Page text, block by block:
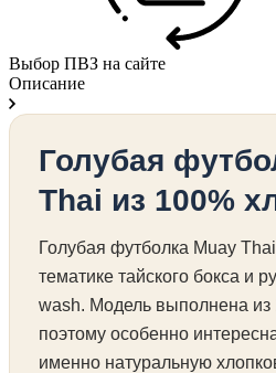
Выбор ПВЗ на сайте
Описание
Голубая
Thai из 100%
Голубая футболка Muay
тематике тайского бокса и
wash. Модель выполнена из
поэтому особенно
именно натуральную